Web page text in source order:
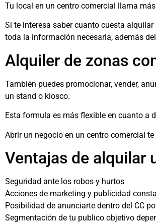
Tu local en un centro comercial llama
Si te interesa saber cuanto cuesta
toda la información necesaria, además
Alquiler de zonas
También puedes promocionar, vender,
un stand o kiosco.
Esta formula es más flexible en cuanto a
Abrir un negocio en un centro comercial
Ventajas de alquilar
Seguridad ante los robos y hurtos
Acciones de marketing y publicidad
Posibilidad de anunciarte dentro del CC
Segmentación de tu publico objetivo